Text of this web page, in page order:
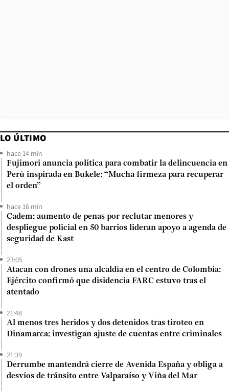
LO ÚLTIMO
hace 14 min
Fujimori anuncia política para combatir la delincuencia en
Perú inspirada en Bukele: “Mucha firmeza para recuperar
el orden”
hace 16 min
Cadem: aumento de penas por reclutar menores y
despliegue policial en 50 barrios lideran apoyo a agenda de
seguridad de Kast
23:05
Atacan con drones una alcaldía en el centro de Colombia:
Ejército confirmó que disidencia FARC estuvo tras el
atentado
21:48
Al menos tres heridos y dos detenidos tras tiroteo en
Dinamarca: investigan ajuste de cuentas entre criminales
21:39
Derrumbe mantendrá cierre de Avenida España y obliga a
desvíos de tránsito entre Valparaíso y Viña del Mar